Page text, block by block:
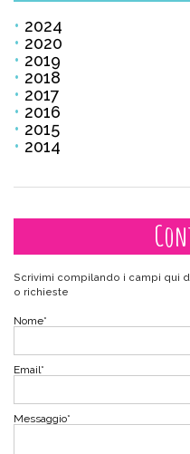
2024
2020
2019
2018
2017
2016
2015
2014
Scrivimi compilando i campi qui
o richieste
Nome*
Email*
Messaggio*